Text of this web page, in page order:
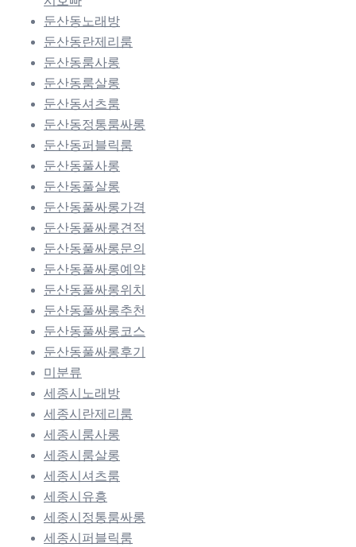
둔산동노래방
둔산동란제리룸
둔산동룸사롱
둔산동룸살롱
둔산동셔츠룸
둔산동정통룸싸롱
둔산동퍼블릭룸
둔산동풀사롱
둔산동풀살롱
둔산동풀싸롱가격
둔산동풀싸롱견적
둔산동풀싸롱문의
둔산동풀싸롱예약
둔산동풀싸롱위치
둔산동풀싸롱추천
둔산동풀싸롱코스
둔산동풀싸롱후기
미분류
세종시노래방
세종시란제리룸
세종시룸사롱
세종시룸살롱
세종시셔츠룸
세종시유흥
세종시정통룸싸롱
세종시퍼블릭룸